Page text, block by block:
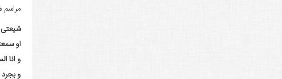
مراسم
شیعتى
او
و انا
و